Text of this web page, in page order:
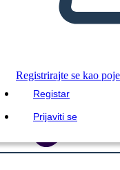
Registrirajte se kao
Registar
Prijaviti se